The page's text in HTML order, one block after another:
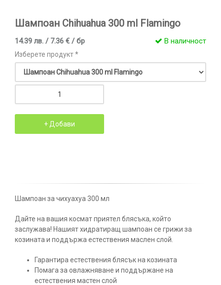
Шампоан Chihuahua 300 ml Flamingo
14.39 лв. / 7.36 € / бр В наличност
Изберете продукт *
Шампоан за чихуахуа 300 мл
Дайте на вашия космат приятел блясъка, който
заслужава! Нашият хидратиращ шампоан се грижи за
козината и поддържа естествения маслен слой.
Гарантира естествения блясък на козината
Помага за овлажняване и поддържане на
естествения мастен слой